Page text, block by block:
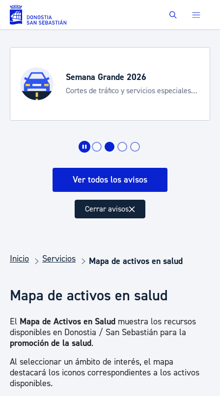
Saltar al contenido principal Buscar
Semana Grande 2026
Cortes de tráfico y servicios especiales
Ver todos los avisos
Cerrar avisos
Inicio Servicios Mapa de activos en salud
Mapa de activos en salud
El Mapa de Activos en Salud muestra los recursos
disponibles en Donostia / San Sebastián para la
promoción de la salud.
Al seleccionar un ámbito de interés, el mapa
destacará los iconos correspondientes a los activos
disponibles.